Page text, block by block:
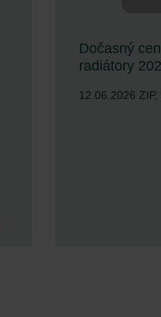
Dočasný
radiátory
12.06.2026